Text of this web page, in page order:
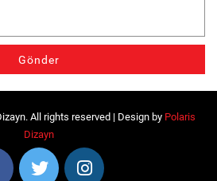
All rights reserved | Design by Polaris
Dizayn